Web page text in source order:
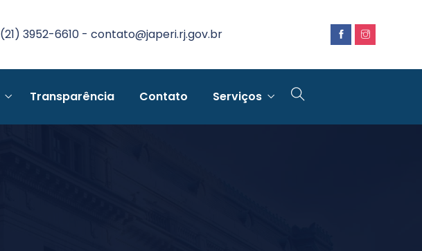
(21) 3952-6610 - contato@japeri.rj.gov.br
Transparência Contato Serviços